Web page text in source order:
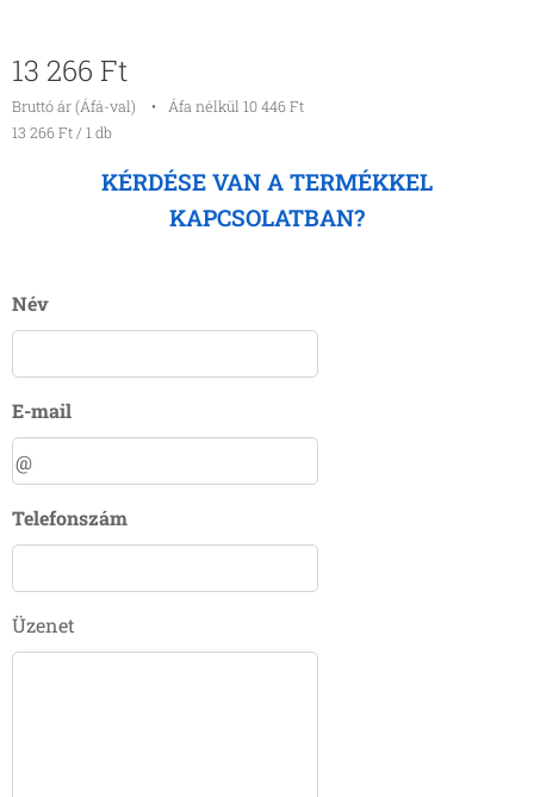
13 266 Ft
Bruttó ár (Áfá-val)
Áfa nélkül 10 446 Ft
13 266 Ft / 1 db
KÉRDÉSE VAN A TERMÉKKEL
KAPCSOLATBAN?
Név
E-mail
Telefonszám
Üzenet